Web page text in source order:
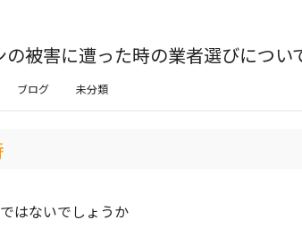
被害に遭った時の業者選びについ
ブログ 未分類
はないでしょうか